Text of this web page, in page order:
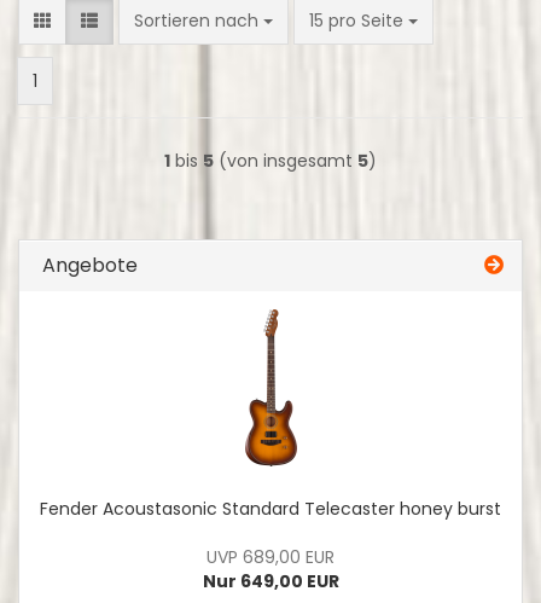
Sortieren nach
Sortieren nach 15 pro Seite
pro Seite
1
1 bis 5 (von insgesamt 5)
Angebote
Fender Acoustasonic Standard Telecaster honey burst
UVP 689,00 EUR
Nur 649,00 EUR